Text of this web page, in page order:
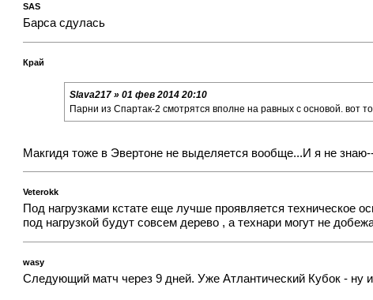
SAS
Барса сдулась
Край
Slava217 » 01 фев 2014 20:10
Парни из Спартак-2 смотрятся вполне на равных с основой. вот
Макгидя тоже в Эвертоне не выделяется вообще...И я не
Veterokk
Под нагрузками кстате еще лучше проявляется техническое
под нагрузкой будут совсем дерево , а технари могут не
wasy
Следующий матч через 9 дней. Уже Атлантический Кубок - ну